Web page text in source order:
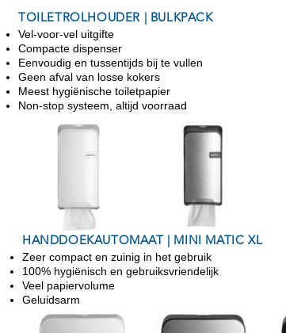
TOILETROLHOUDER | BULKPACK
Vel-voor-vel uitgifte
Compacte dispenser
Eenvoudig en tussentijds bij te vullen
Geen afval van losse kokers
Meest hygiënische toiletpapier
Non-stop systeem, altijd voorraad
HANDDOEKAUTOMAAT | MINI MATIC XL
Zeer compact en zuinig in het gebruik
100% hygiënisch en gebruiksvriendelijk
Veel papiervolume
Geluidsarm